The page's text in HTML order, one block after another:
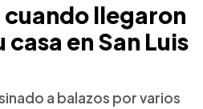
cuando llegaron
casa en San Luis
a balazos por varios